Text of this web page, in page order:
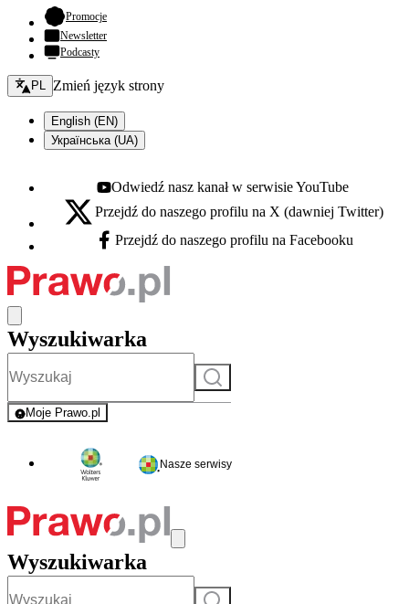
Promocje- otwiera się w nowej karcie
Newsletter
Podcasty
Zmień język - bieżący:
PL Zmień język strony
English (EN)
Українська (UA)
Youtube - otwiera się w nowej karcie
Odwiedź nasz kanał w serwisie YouTube
X - otwiera się w nowej karcie
Przejdź do naszego profilu na X (dawniej Twitter)
Facebook - otwiera się w nowej karcie
Przejdź do naszego profilu na Facebooku
Wyszukiwarka
Szukaj
Moje Prawo.pl
- rejestracja i logowanie do serwisu
Nasze serwisy
Wyszukiwarka
Szukaj